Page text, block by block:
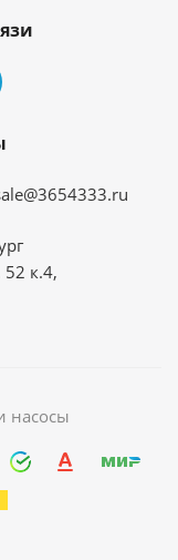
52 к.4,
насосы